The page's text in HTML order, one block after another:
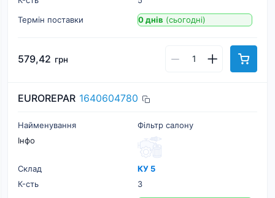
Термін поставки
0 днів (сьогодні)
579,42 грн
EUROREPAR 1640604780
Найменування
Фільтр салону
Інфо
Склад
КУ 5
К-cть
3